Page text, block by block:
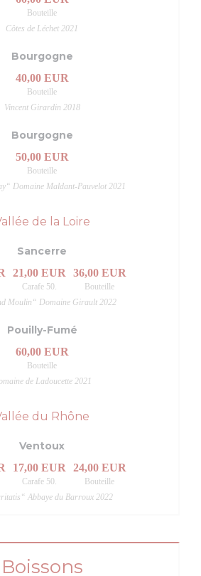
Bouteille
Côtes de Léchet 2021
Bourgogne
40,00 EUR
Bouteille
Vincent Girardin 2018
Bourgogne
50,00 EUR
Bouteille
Domaine Maldant-Pauvelot 2021
de la Loire
Sancerre
21,00 EUR
Carafe 50.
36,00 EUR
Bouteille
Moulin“ Domaine Girault 2022
Pouilly-Fumé
60,00 EUR
Bouteille
de Ladoucette 2021
du Rhône
Ventoux
17,00 EUR
Carafe 50.
24,00 EUR
Bouteille
Abbaye du Barroux 2022
Boissons